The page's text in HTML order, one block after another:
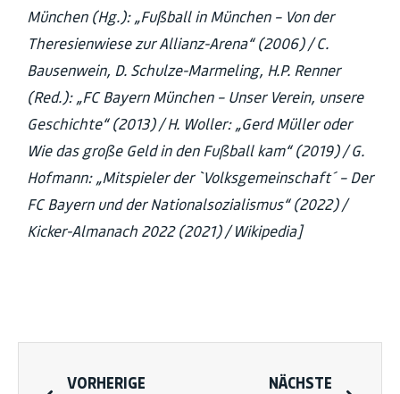
München (Hg.): „Fußball in München – Von der
Theresienwiese zur Allianz-Arena“ (2006) / C.
Bausenwein, D. Schulze-Marmeling, H.P. Renner
(Red.): „FC Bayern München – Unser Verein, unsere
Geschichte“ (2013) / H. Woller: „Gerd Müller oder
Wie das große Geld in den Fußball kam“ (2019) / G.
Hofmann: „Mitspieler der `Volksgemeinschaft´ – Der
FC Bayern und der Nationalsozialismus“ (2022) /
Kicker-Almanach 2022 (2021) / Wikipedia]
VORHERIGE
NÄCHSTE